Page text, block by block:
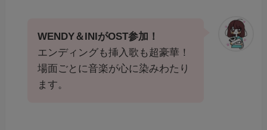
WENDY＆INIがOST参加！
エンディングも挿入歌も超豪華！
場面ごとに音楽が心に染みわたり
ます。